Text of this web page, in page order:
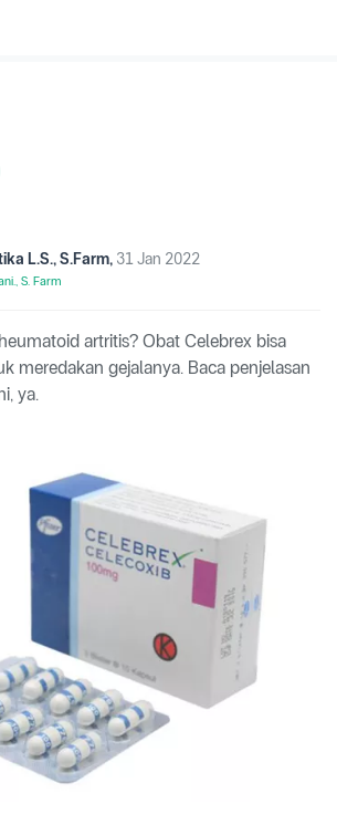
L.S., S.Farm, 31 Jan 2022
S. Farm
artritis? Obat Celebrex bisa
meredakan gejalanya. Baca penjelasan
ya.